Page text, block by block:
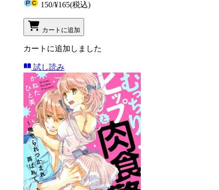
150/¥165(税込)
カートに追加
カートに追加しました
試し読み